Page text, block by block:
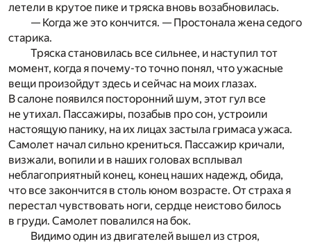
летели в крутое пике и тряска вновь возабновилась.
— Когда же это кончится. — Простонала жена седого
старика.
Тряска становилась все сильнее, и наступил тот
момент, когда я почему-то точно понял, что ужасные
вещи произойдут здесь и сейчас на моих глазах.
В салоне появился посторонний шум, этот гул все
не утихал. Пассажиры, позабыв про сон, устроили
настоящую панику, на их лицах застыла гримаса ужаса.
Самолет начал сильно крениться. Пассажир кричали,
визжали, вопили и в наших головах всплывал
неблагоприятный конец, конец наших надежд, обида,
что все закончится в столь юном возрасте. От страха я
перестал чувствовать ноги, сердце неистово билось
в груди. Самолет повалился на бок.
Видимо один из двигателей вышел из строя,